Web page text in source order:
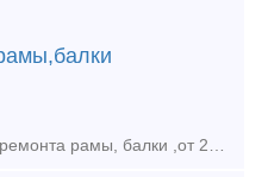
Куплю забракованные в ходе ремонта рамы, балки ,от 2000 года , дорого ,любая форма оплаты , вывезем с любого региона ,работаем также по Казахстану и Белоруссии